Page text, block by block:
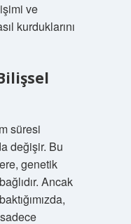
ve
kurduklarını
süresi
değişir. Bu
genetik
Ancak